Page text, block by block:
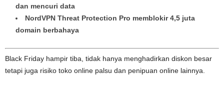
dan mencuri data
NordVPN Threat Protection Pro memblokir 4,5 juta
domain berbahaya
Black Friday hampir tiba, tidak hanya menghadirkan diskon besar
tetapi juga risiko toko online palsu dan penipuan online lainnya.